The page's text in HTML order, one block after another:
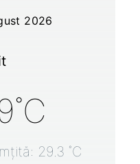
2026
˚C
29.3 ˚C